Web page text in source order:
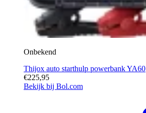
Onbekend
Thijox auto starthulp powerbank YA60
€225,95
Bekijk bij Bol.com